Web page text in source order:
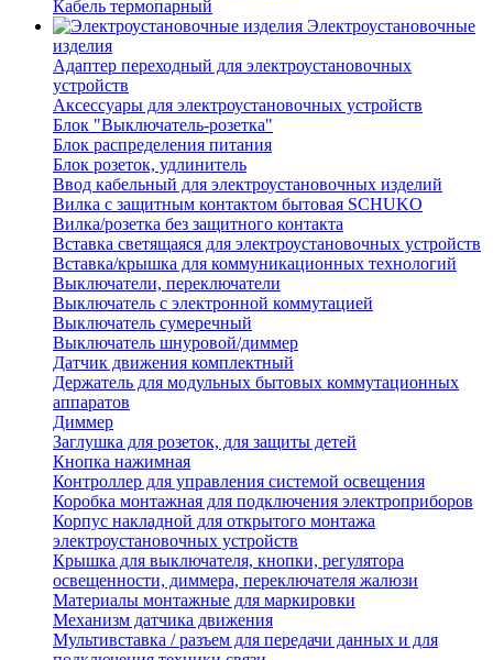
Кабель термопарный
Электроустановочные
изделия
Адаптер переходный для электроустановочных
устройств
Аксессуары для электроустановочных устройств
Блок "Выключатель-розетка"
Блок распределения питания
Блок розеток, удлинитель
Ввод кабельный для электроустановочных изделий
Вилка с защитным контактом бытовая SCHUKO
Вилка/розетка без защитного контакта
Вставка светящаяся для электроустановочных устройств
Вставка/крышка для коммуникационных технологий
Выключатели, переключатели
Выключатель с электронной коммутацией
Выключатель сумеречный
Выключатель шнуровой/диммер
Датчик движения комплектный
Держатель для модульных бытовых коммутационных
аппаратов
Диммер
Заглушка для розеток, для защиты детей
Кнопка нажимная
Контроллер для управления системой освещения
Коробка монтажная для подключения электроприборов
Корпус накладной для открытого монтажа
электроустановочных устройств
Крышка для выключателя, кнопки, регулятора
освещенности, диммера, переключателя жалюзи
Материалы монтажные для маркировки
Механизм датчика движения
Мультивставка / разъем для передачи данных и для